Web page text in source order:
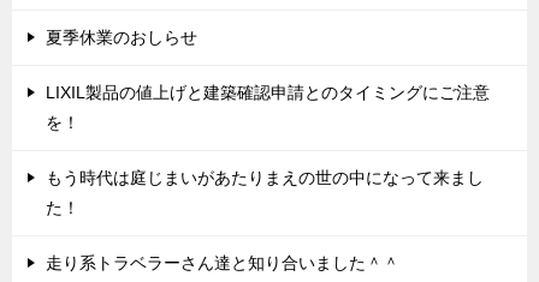
夏季休業のおしらせ
LIXIL製品の値上げと建築確認申請とのタイミングにご注意
を！
もう時代は庭じまいがあたりまえの世の中になって来まし
た！
走り系トラベラーさん達と知り合いました＾＾